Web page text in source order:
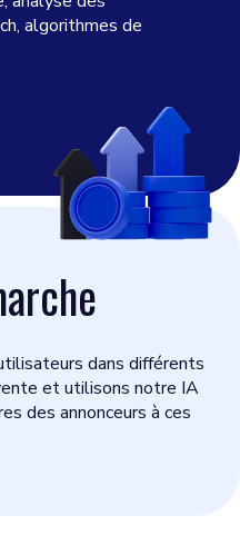
algorithmes de
dans différents
et utilisons notre IA
des annonceurs à ces